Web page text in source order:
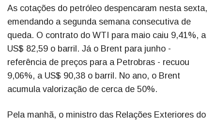
As cotações do petróleo despencaram nesta sexta,
emendando a segunda semana consecutiva de
queda. O contrato do WTI para maio caiu 9,41%, a
US$ 82,59 o barril. Já o Brent para junho -
referência de preços para a Petrobras - recuou
9,06%, a US$ 90,38 o barril. No ano, o Brent
acumula valorização de cerca de 50%.
Pela manhã, o ministro das Relações Exteriores do